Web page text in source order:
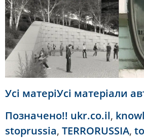
Усі матеріУсі матеріали
Позначено!! ukr.co.il,
stoprussia, TERRORUSSIA,